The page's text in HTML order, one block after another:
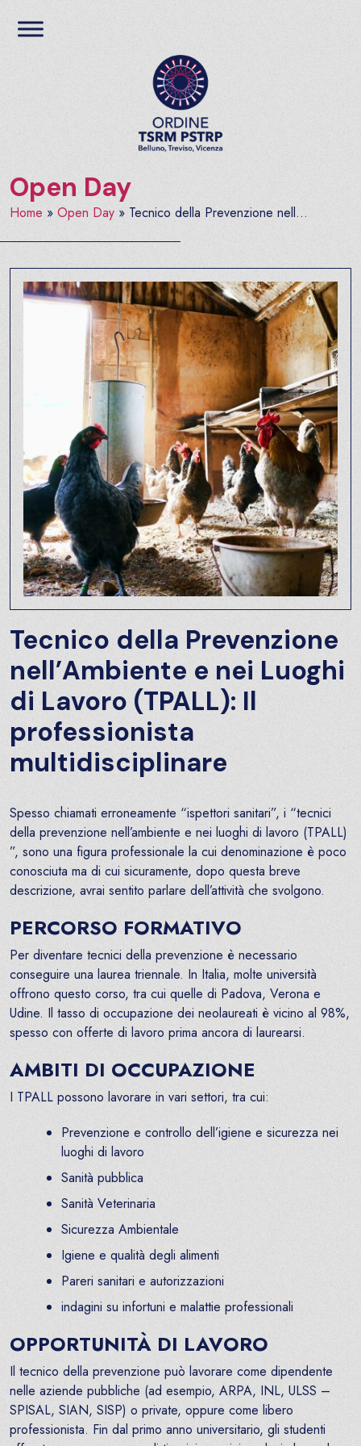
Open Day
Home » Open Day » Tecnico della Prevenzione nell...
Tecnico della Prevenzione
nell’Ambiente e nei Luoghi
di Lavoro (TPALL): Il
professionista
multidisciplinare
Spesso chiamati erroneamente “ispettori sanitari”, i “tecnici
della prevenzione nell’ambiente e nei luoghi di lavoro (TPALL)
”, sono una figura professionale la cui denominazione è poco
conosciuta ma di cui sicuramente, dopo questa breve
descrizione, avrai sentito parlare dell’attività che svolgono.
PERCORSO FORMATIVO
Per diventare tecnici della prevenzione è necessario
conseguire una laurea triennale. In Italia, molte università
offrono questo corso, tra cui quelle di Padova, Verona e
Udine. Il tasso di occupazione dei neolaureati è vicino al 98%,
spesso con offerte di lavoro prima ancora di laurearsi.
AMBITI DI OCCUPAZIONE
I TPALL possono lavorare in vari settori, tra cui:
Prevenzione e controllo dell’igiene e sicurezza nei
luoghi di lavoro
Sanità pubblica
Sanità Veterinaria
Sicurezza Ambientale
Igiene e qualità degli alimenti
Pareri sanitari e autorizzazioni
indagini su infortuni e malattie professionali
OPPORTUNITÀ DI LAVORO
Il tecnico della prevenzione può lavorare come dipendente
nelle aziende pubbliche (ad esempio, ARPA, INL, ULSS –
SPISAL, SIAN, SISP) o private, oppure come libero
professionista. Fin dal primo anno universitario, gli studenti